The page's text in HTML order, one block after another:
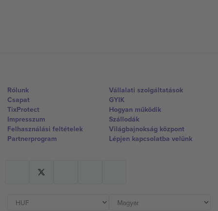
Rólunk
Csapat
TixProtect
Impresszum
Felhasználási feltételek
Partnerprogram
Vállalati szolgáltatások
GYIK
Hogyan működik
Szállodák
Világbajnokság központ
Lépjen kapcsolatba velünk